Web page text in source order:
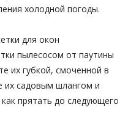
холодной погоды.
для окон
пылесосом от паутины
их губкой, смоченной в
их садовым шлангом и
прятать до следующего